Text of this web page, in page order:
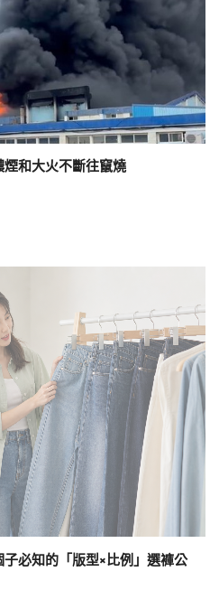
和大火不斷往竄燒
必知的「版型×比例」選褲公